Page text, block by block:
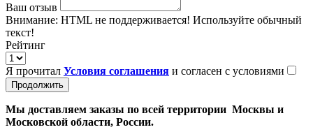
Ваш отзыв
Внимание: HTML не поддерживается! Используйте обычный
текст!
Рейтинг
Я прочитал Условия соглашения и согласен с условиями
Продолжить
Мы доставляем заказы по всей территории Москвы и
Московской области, России.